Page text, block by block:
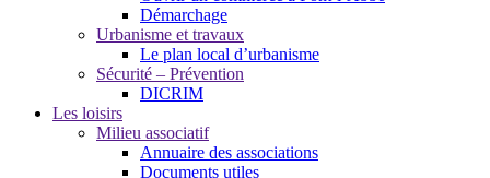
Démarchage
Urbanisme et travaux
Le plan local d’urbanisme
Sécurité – Prévention
DICRIM
Les loisirs
Milieu associatif
Annuaire des associations
Documents utiles